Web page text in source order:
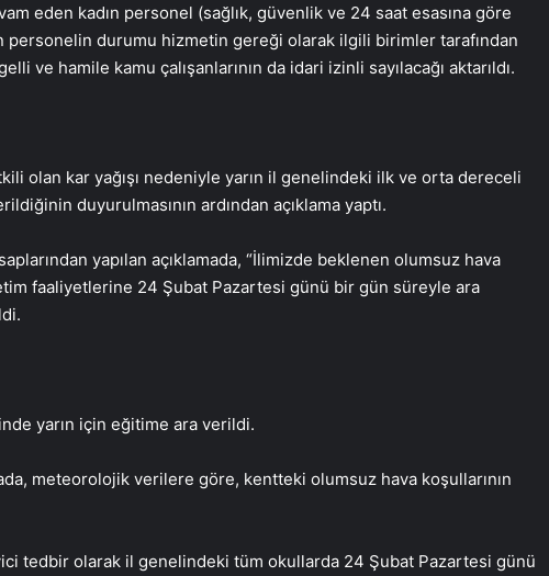
eden kadın personel (sağlık, güvenlik ve 24 saat esasına göre
personelin durumu hizmetin gereği olarak ilgili birimler tarafından
ve hamile kamu çalışanlarının da idari izinli sayılacağı aktarıldı.
olan kar yağışı nedeniyle yarın il genelindeki ilk ve orta dereceli
duyurulmasının ardından açıklama yaptı.
yapılan açıklamada, “İlimizde beklenen olumsuz hava
faaliyetlerine 24 Şubat Pazartesi günü bir gün süreyle ara
yarın için eğitime ara verildi.
meteorolojik verilere göre, kentteki olumsuz hava koşullarının
tedbir olarak il genelindeki tüm okullarda 24 Şubat Pazartesi günü